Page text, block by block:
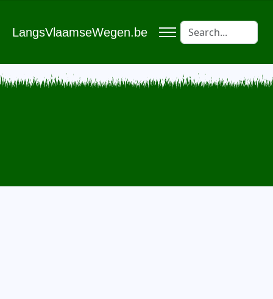
LangsVlaamseWegen.be